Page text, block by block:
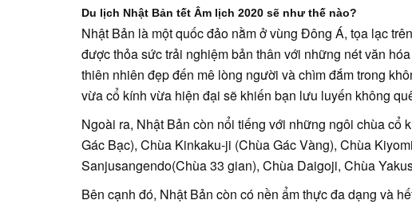
Du lịch Nhật Bản tết Âm lịch 2020 sẽ như thế nào?
Nhật Bản là một quốc đảo nằm ở vùng Đông Á, tọa lạc
được thỏa sức trải nghiệm bản thân với những nét văn
thiên nhiên đẹp đến mê lòng người và chìm đắm trong
vừa cổ kính vừa hiện đại sẽ khiến bạn lưu luyến không
Ngoài ra, Nhật Bản còn nổi tiếng với những ngôi chùa cổ
Gác Bạc), Chùa Kinkaku-ji (Chùa Gác Vàng), Chùa
Sanjusangendo(Chùa 33 gian), Chùa Daigoji, Chùa
Bên cạnh đó, Nhật Bản còn có nền ẩm thực đa dạng và